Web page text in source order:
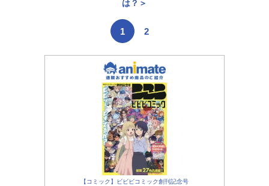
は？＞
1 2
【コミック】ビビビコミック創刊記念号